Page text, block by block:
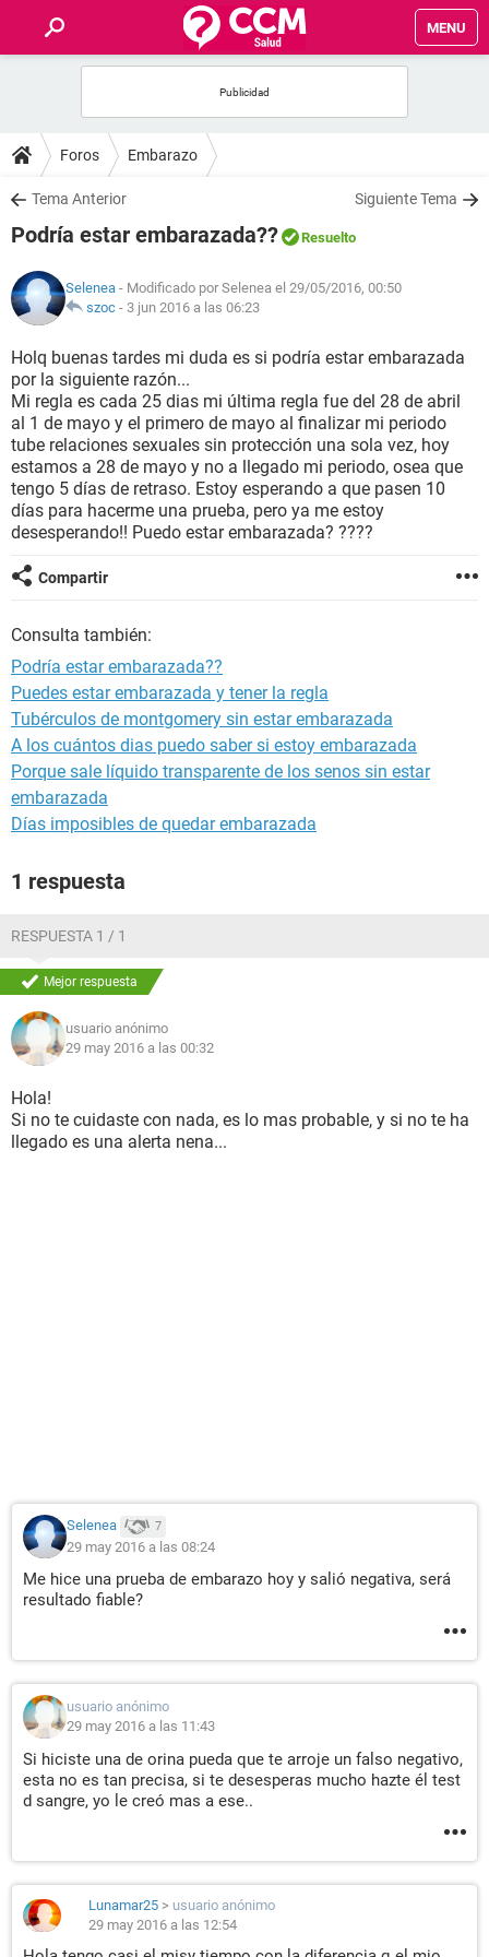
MENU
FOROS
SALUD
NUTRICIÓN
BIENESTAR
SEXUALIDAD
GLOSARIO
Foros Embarazo
Tema Anterior Siguiente Tema
Podría estar embarazada?? Resuelto
Selenea - Modificado por Selenea el 29/05/2016, 00:50
szoc - 3 jun 2016 a las 06:23
Holq buenas tardes mi duda es si podría estar embarazada
por la siguiente razón...
Mi regla es cada 25 dias mi última regla fue del 28 de abril
al 1 de mayo y el primero de mayo al finalizar mi periodo
tube relaciones sexuales sin protección una sola vez, hoy
estamos a 28 de mayo y no a llegado mi periodo, osea que
tengo 5 días de retraso. Estoy esperando a que pasen 10
días para hacerme una prueba, pero ya me estoy
desesperando!! Puedo estar embarazada? ????
Compartir
Consulta también:
Podría estar embarazada??
Puedes estar embarazada y tener la regla
Tubérculos de montgomery sin estar embarazada
A los cuántos dias puedo saber si estoy embarazada
Porque sale líquido transparente de los senos sin estar
embarazada
Días imposibles de quedar embarazada
1 respuesta
RESPUESTA 1 / 1
Mejor respuesta
usuario anónimo
29 may 2016 a las 00:32
Hola!
Si no te cuidaste con nada, es lo mas probable, y si no te ha
llegado es una alerta nena...
Selenea 7
29 may 2016 a las 08:24
Me hice una prueba de embarazo hoy y salió negativa, será
resultado fiable?
usuario anónimo
29 may 2016 a las 11:43
Si hiciste una de orina pueda que te arroje un falso negativo,
esta no es tan precisa, si te desesperas mucho hazte él test
d sangre, yo le creó mas a ese..
Lunamar25 > usuario anónimo
29 may 2016 a las 12:54